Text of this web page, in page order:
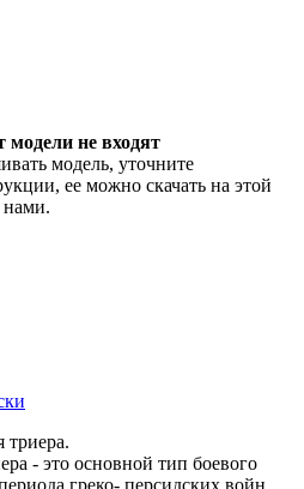
модели не входят
модель, уточните
ее можно скачать на этой
нами.
триера.
- это основной тип боевого
греко- персидских войн